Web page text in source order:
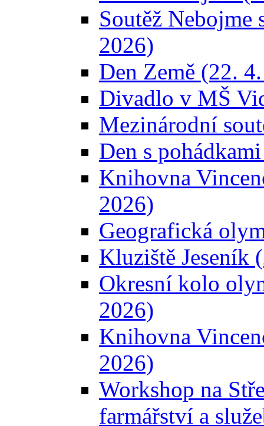
Soutěž Nebojme
2026)
Den Země (22.
Divadlo v MŠ
Mezinárodní
Den s
Knihovna
2026)
Geografická
Kluziště Jeseník
Okresní kolo
2026)
Knihovna
2026)
Workshop na
farmářství a